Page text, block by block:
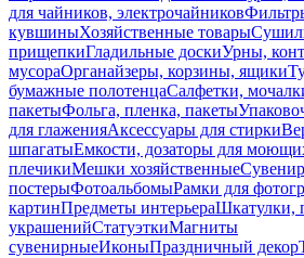
для чайников, электрочайников
кувшиныХозяйственные товары
прищепкиГладильные доскиУрны,
мусораОрганайзеры, корзины, ящики
бумажные полотенцаСалфетки,
пакетыФольга, пленка, пакеты
для глаженияАксессуары для стирки
шпагатыЕмкости, дозаторы для
плечикиМешки хозяйственные
постерыФотоальбомыРамки для
картинПредметы интерьераШкатулки,
украшенийСтатуэткиМагниты
сувенирныеИконыПраздничный декор